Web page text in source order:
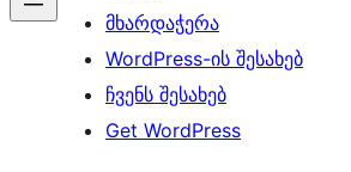
მხარდაჭერა
WordPress-ის შესახებ
ჩვენს შესახებ
Get WordPress